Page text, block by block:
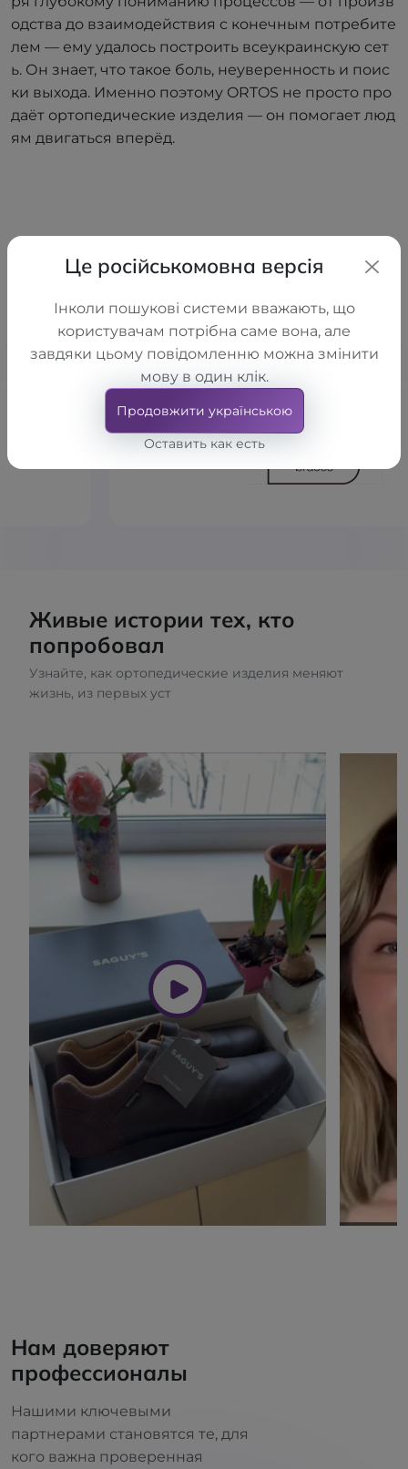
одства до взаимодействия с конечным потребите
лем — ему удалось построить всеукраинскую сет
ь. Он знает, что такое боль, неуверенность и поис
ки выхода. Именно поэтому ORTOS не просто про
даёт ортопедические изделия — он помогает люд
ям двигаться вперёд.
Наши бренды
Мы работаем только с теми,
кому доверяем сами.
Живые истории тех, кто
попробовал
Узнайте, как ортопедические изделия меняют
жизнь, из первых уст
Нам доверяют
профессионалы
Нашими ключевыми
партнерами становятся те, для
кого важна проверенная
Це російськомовна версія
Інколи пошукові системи вважають, що
користувачам потрібна саме вона, але
завдяки цьому повідомленню можна змінити
мову в один клік.
Продовжити українською
Оставить как есть